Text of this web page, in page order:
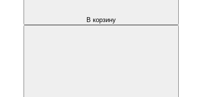
В корзину